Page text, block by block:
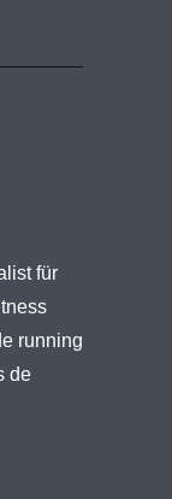
für
running
de